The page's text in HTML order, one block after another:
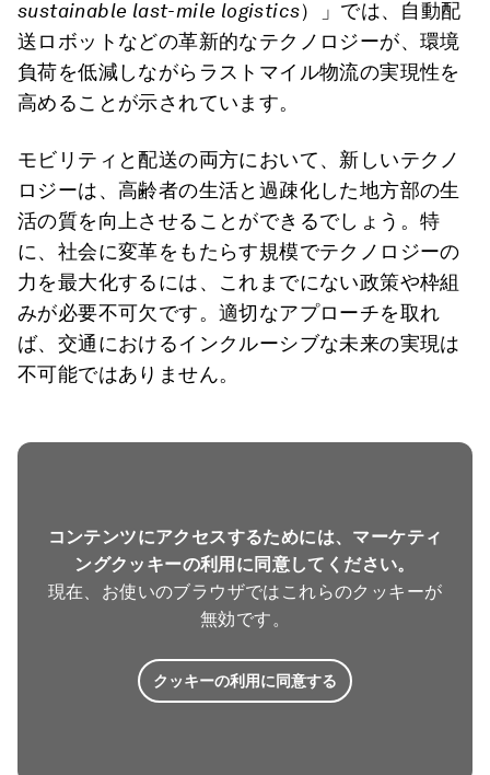
sustainable last-mile logistics）」では、自動配
送ロボットなどの革新的なテクノロジーが、環境
負荷を低減しながらラストマイル物流の実現性を
高めることが示されています。
モビリティと配送の両方において、新しいテクノ
ロジーは、高齢者の生活と過疎化した地方部の生
活の質を向上させることができるでしょう。特
に、社会に変革をもたらす規模でテクノロジーの
力を最大化するには、これまでにない政策や枠組
みが必要不可欠です。適切なアプローチを取れ
ば、交通におけるインクルーシブな未来の実現は
不可能ではありません。
コンテンツにアクセスするためには、マーケティ
ングクッキーの利用に同意してください。
現在、お使いのブラウザではこれらのクッキーが
無効です。
クッキーの利用に同意する